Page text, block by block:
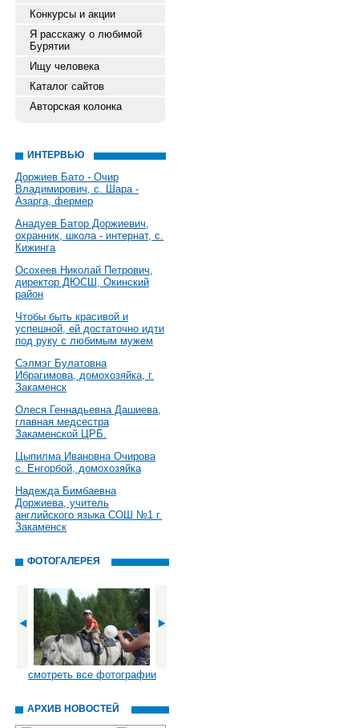
Конкурсы и акции
Я расскажу о любимой
Бурятии
Ищу человека
Каталог сайтов
Авторская колонка
ИНТЕРВЬЮ
Доржиев Бато - Очир
Владимирович, с. Шара -
Азарга, фермер
Анадуев Батор Доржиевич,
охранник, школа - интернат, с.
Кижинга
Осохеев Николай Петрович,
директор ДЮСШ, Окинский
район
Чтобы быть красивой и
успешной, ей достаточно идти
под руку с любимым мужем
Сэлмэг Булатовна
Ибрагимова, домохозяйка, г.
Закаменск
Олеся Геннадьевна Дашиева,
главная медсестра
Закаменской ЦРБ.
Цыпилма Ивановна Очирова
с. Енгорбой, домохозяйка
Надежда Бимбаевна
Доржиева, учитель
английского языка СОШ №1 г.
Закаменск
ФОТОГАЛЕРЕЯ
смотреть все фотографии
АРХИВ НОВОСТЕЙ